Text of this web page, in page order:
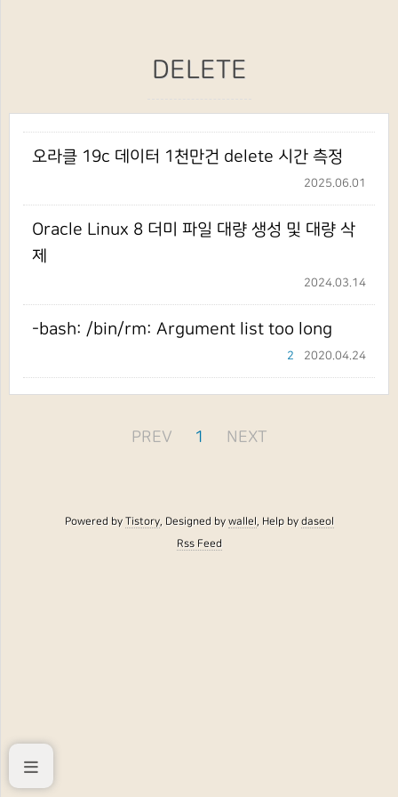
DELETE
오라클 19c 데이터 1천만건 delete 시간 측정
2025.06.01
Oracle Linux 8 더미 파일 대량 생성 및 대량 삭
제
2024.03.14
-bash: /bin/rm: Argument list too long
2020.04.24
2
PREV 1 NEXT
Powered byTistory, Designed bywallel, Help bydaseol
Rss Feed